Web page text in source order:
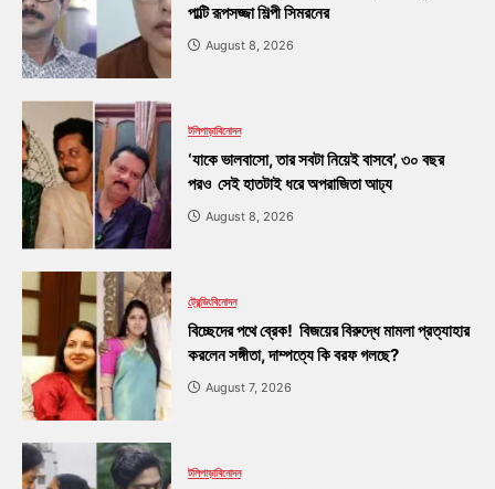
পাল্টি রূপসজ্জা শিল্পী সিমরনের
August 8, 2026
টলিপাড়াবিনোদন
‘যাকে ভালবাসো, তার সবটা নিয়েই বাসবে’, ৩০ বছর
পরও সেই হাতটাই ধরে অপরাজিতা আঢ্য
August 8, 2026
ট্রেন্ডিংবিনোদন
বিচ্ছেদের পথে ব্রেক! বিজয়ের বিরুদ্ধে মামলা প্রত্যাহার
করলেন সঙ্গীতা, দাম্পত্যে কি বরফ গলছে?
August 7, 2026
টলিপাড়াবিনোদন